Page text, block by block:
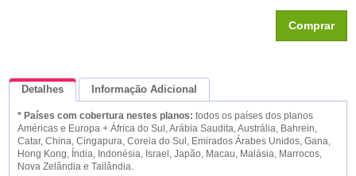
Comprar
Detalhes Informação Adicional
Queremos Saber Sua Opinião
* Países com cobertura nestes planos: todos os países dos planos
Américas e Europa + África do Sul, Arábia Saudita, Austrália, Bahrein,
Catar, China, Cingapura, Coreia do Sul, Emirados Árabes Unidos, Gana,
Hong Kong, Índia, Indonésia, Israel, Japão, Macau, Malásia, Marrocos,
Nova Zelândia e Tailândia.